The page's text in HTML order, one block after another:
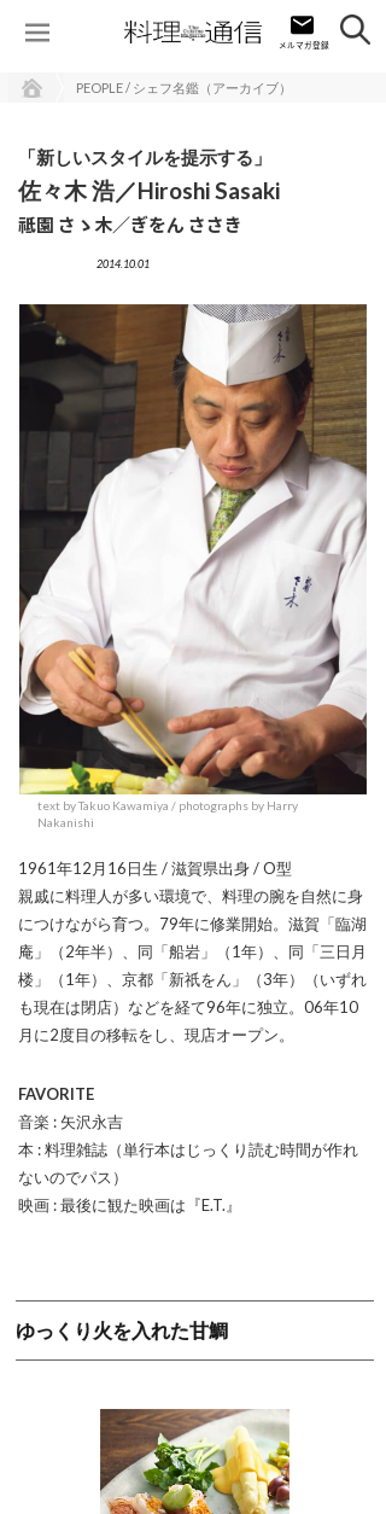
PEOPLE / シェフ名鑑（アーカイブ）
「新しいスタイルを提示する」
佐々木 浩／Hiroshi Sasaki
祗園 さゝ木／ぎをん ささき
2014.10.01
text by Takuo Kawamiya / photographs by Harry
Nakanishi
1961年12月16日生 / 滋賀県出身 / O型
親戚に料理人が多い環境で、料理の腕を自然に身
につけながら育つ。79年に修業開始。滋賀「臨湖
庵」（2年半）、同「船岩」（1年）、同「三日月
楼」（1年）、京都「新祇をん」（3年）（いずれ
も現在は閉店）などを経て96年に独立。06年10
月に2度目の移転をし、現店オープン。
FAVORITE
音楽 : 矢沢永吉
本 : 料理雑誌（単行本はじっくり読む時間が作れ
ないのでパス）
映画 : 最後に観た映画は『E.T.』
ゆっくり火を入れた甘鯛